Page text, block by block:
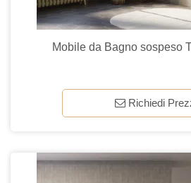
Mobile da Bagno sospeso
Richiedi